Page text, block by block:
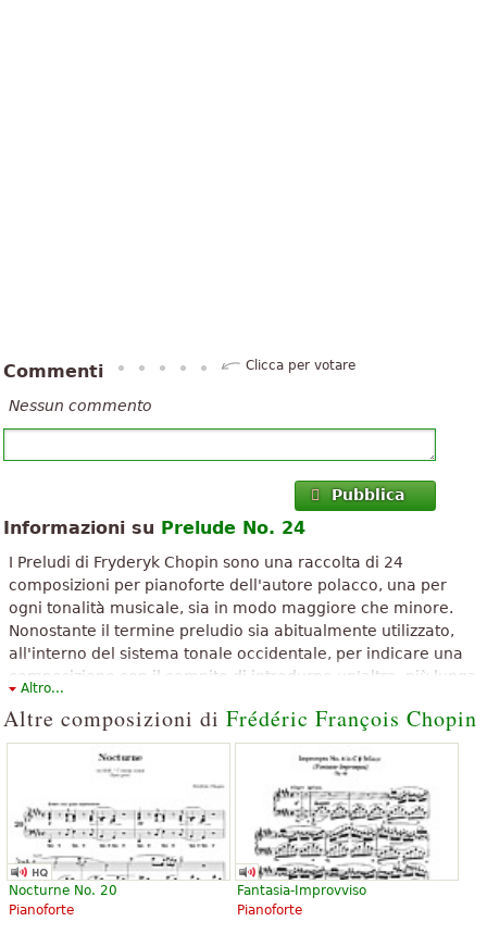
Commenti Clicca per votare
Nessun commento
Pubblica
Informazioni su Prelude No. 24
I Preludi di Fryderyk Chopin sono una raccolta di 24
composizioni per pianoforte dell'autore polacco, una per
ogni tonalità musicale, sia in modo maggiore che minore.
Nonostante il termine preludio sia abitualmente utilizzato,
all'interno del sistema tonale occidentale, per indicare una
composizione con il compito di introdurne un'altra, più lunga
e articolata, i 24 preludi chopiniani possono essere eseguiti e
analizzati come piccole opere a sé stanti.
Il testo è disponibile secondo la licenza Creative Commons Attribuzione-
Condividi allo stesso modo. Usa materiale dall'articolo Wikipedia "
Altro...
Altre composizioni di Frédéric François Chopin
Nocturne No. 20
Pianoforte
Fantasia-Improvviso
Pianoforte